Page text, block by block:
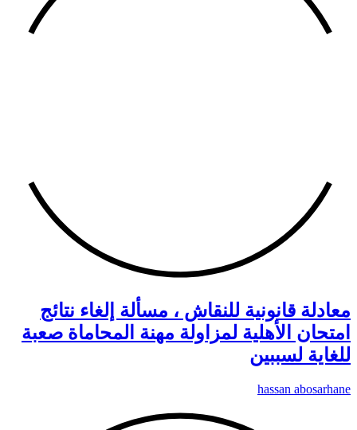
معادلة قانونية للنقاش ، مسألة إلغاء نتائج
امتحان الأهلية لمزاولة مهنة المحاماة صعبة
للغاية لسببين
hassan abosarhane